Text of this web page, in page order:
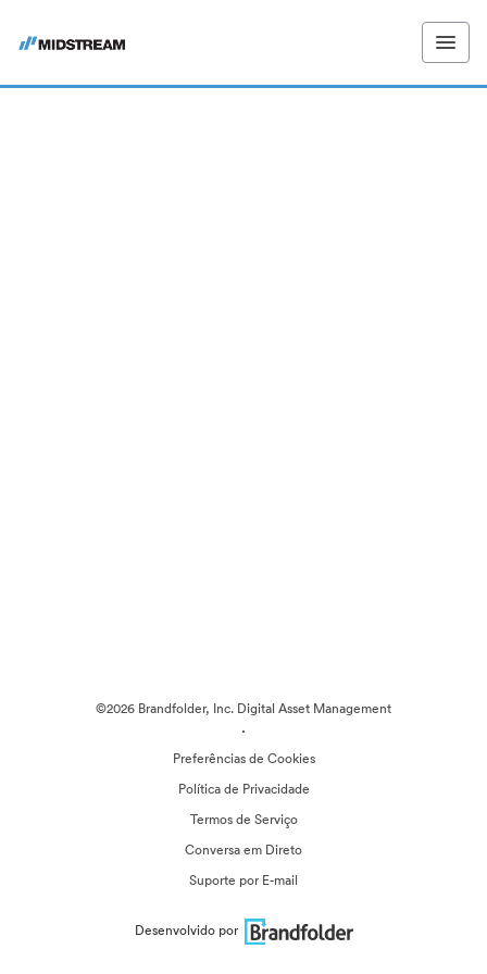
©2026 Brandfolder, Inc. Digital Asset Management
·
Preferências de Cookies
Política de Privacidade
Termos de Serviço
Conversa em Direto
Suporte por E-mail
Desenvolvido por